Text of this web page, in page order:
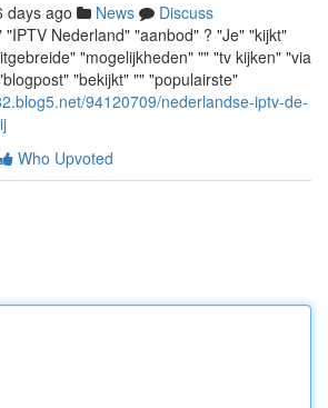
days ago News
Discuss
Nederland" "aanbod" ? "Je" "kijkt"
"mogelijkheden" "" "tv kijken" "via
"bekijkt" "" "populairste"
94120709/nederlandse-iptv-de-
Who Upvoted